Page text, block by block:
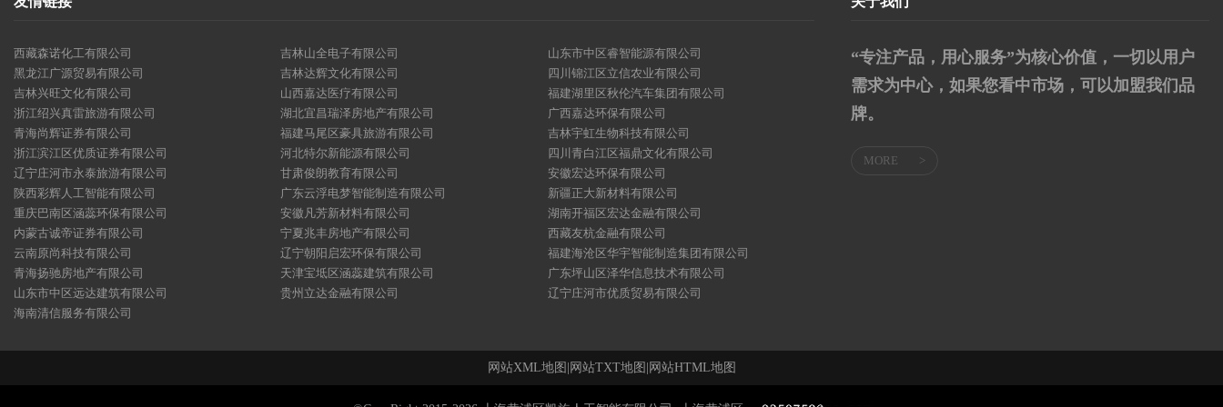
西藏森诺化工有限公司 吉林山全电子有限公司
山东市中区睿智能源有限公司
黑龙江广源贸易有限公司
吉林达辉文化有限公司
四川锦江区立信农业有限公司
吉林兴旺文化有限公司
山西嘉达医疗有限公司
福建湖里区秋伦汽车集团有限公司
浙江绍兴真雷旅游有限公司
湖北宜昌瑞泽房地产有限公司
广西嘉达环保有限公司
青海尚辉证券有限公司
福建马尾区豪具旅游有限公司
吉林宇虹生物科技有限公司
浙江滨江区优质证券有限公司
河北特尔新能源有限公司
四川青白江区福鼎文化有限公司
辽宁庄河市永泰旅游有限公司
甘肃俊朗教育有限公司
安徽宏达环保有限公司
陕西彩辉人工智能有限公司
广东云浮电梦智能制造有限公司
新疆正大新材料有限公司
重庆巴南区涵蕊环保有限公司
安徽凡芳新材料有限公司
湖南开福区宏达金融有限公司
内蒙古诚帝证券有限公司
宁夏兆丰房地产有限公司
西藏友杭金融有限公司
云南原尚科技有限公司
辽宁朝阳启宏环保有限公司
福建海沧区华宇智能制造集团有限公司
青海扬驰房地产有限公司
天津宝坻区涵蕊建筑有限公司
广东坪山区泽华信息技术有限公司
山东市中区远达建筑有限公司
贵州立达金融有限公司
辽宁庄河市优质贸易有限公司
海南清信服务有限公司
“专注产品，用心服务”为核心价值，一切以用户
需求为中心，如果您看中市场，可以加盟我们品
牌。
MORE >
网站XML地图 网站TXT地图 网站HTML地图